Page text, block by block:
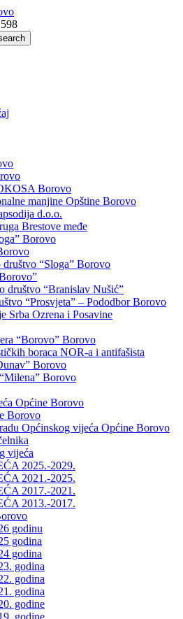
Borovo
manjine Opštine Borovo
d.o.o.
Brestove međe
Borovo
“Sloga” Borovo
društvo “Branislav Nušić”
“Prosvjeta” – Pododbor Borovo
Srba Ozrena i Posavine
“Borovo” Borovo
boraca NOR-a i antifašista
Borovo
Borovo
Općine Borovo
Borovo
Općinskog vijeća Općine Borovo
vijeća
2025.-2029.
2021.-2025.
2017.-2021.
2013.-2017.
godinu
godina
godina
godina
godina
godina
godine
godine